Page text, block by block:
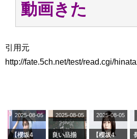
動画きた
引用元
http://fate.5ch.net/test/read.cgi/
【櫻坂4
2025-08-05
良い品揃
2025-08-05
【櫻坂4
2025-08-05